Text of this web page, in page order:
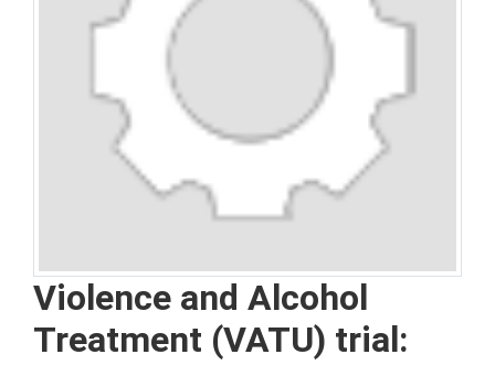
Violence and Alcohol
Treatment (VATU) trial: